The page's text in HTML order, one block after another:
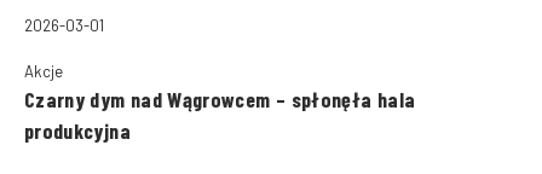
2026-03-01
Akcje
Czarny dym nad Wągrowcem – spłonęła hala
produkcyjna